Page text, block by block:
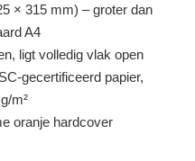
× 315 mm) – groter dan
A4
ligt volledig vlak open
gecertificeerd papier,
m²
oranje hardcover